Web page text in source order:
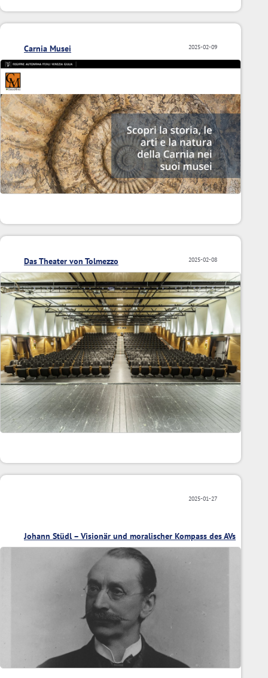
2025-02-09
Carnia Musei
2025-02-08
Das Theater von Tolmezzo
2025-01-27
Johann Stüdl – Visionär und moralischer Kompass des AVs